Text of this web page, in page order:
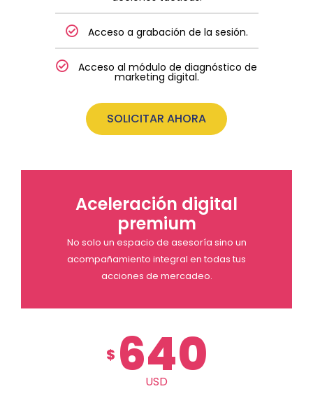
Acceso a grabación de la sesión.
Acceso al módulo de diagnóstico de
marketing digital.
SOLICITAR AHORA
Aceleración digital
premium
No solo un espacio de asesoría sino un
acompañamiento integral en todas tus
acciones de mercadeo.
$ 640
USD